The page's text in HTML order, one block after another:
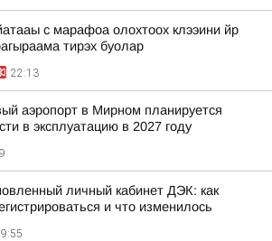
с марафоа олохтоох клээини йр
тирэх буолар
22:13
аэропорт в Мирном планируется
в эксплуатацию в 2027 году
личный кабинет ДЭК: как
и что изменилось